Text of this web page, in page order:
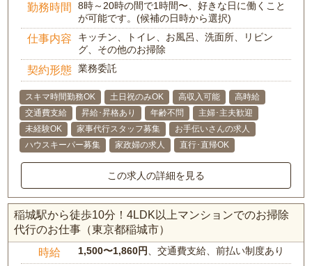
勤務時間
8時～20時の間で1時間〜、好きな日に働くこと
が可能です。(候補の日時から選択)
仕事内容
キッチン、トイレ、お風呂、洗面所、リビン
グ、その他のお掃除
契約形態 業務委託
スキマ時間勤務OK 土日祝のみOK 高収入可能
高時給
交通費支給
昇給･昇格あり 年齢不問
主婦･主夫歓迎
未経験OK
家事代行スタッフ募集
お手伝いさんの求人
ハウスキーパー募集
家政婦の求人 直行･直帰OK
この求人の詳細を見る
稲城駅から徒歩10分！4LDK以上マンションでのお掃除
代行のお仕事（東京都稲城市）
時給 1,500〜1,860円、交通費支給、前払い制度あり